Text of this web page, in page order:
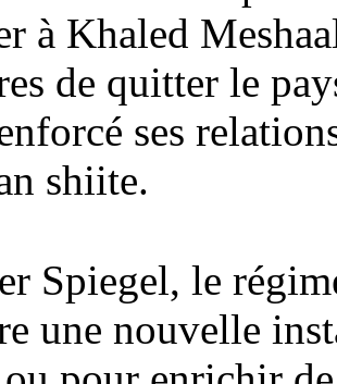
à Khaled
de quitter le
ses
shiite.
Spiegel, le
une nouvelle